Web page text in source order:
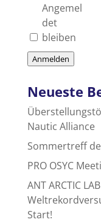
Angemel
det
bleiben
Anmelden
Neueste
Nautic Alliance
Sommertreff
PRO OSYC
ANT ARCTIC
Start!